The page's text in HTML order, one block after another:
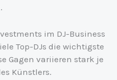
im DJ-Business
Top-DJs die wichtigste
Gagen variieren stark je
Künstlers.